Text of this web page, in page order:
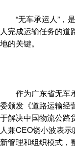
“无车承运人”，是
人完成运输任务的道
地的关键。
作为广东省无车承
委颁发《道路运输经
于解决中国物流公路
人兼CEO饶小波表
新管理和组织模式，